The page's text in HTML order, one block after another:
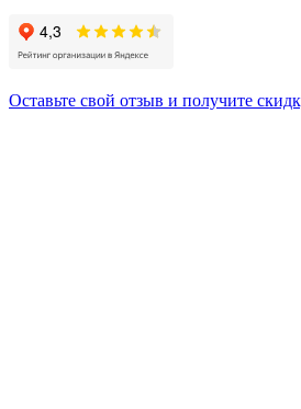
Оставьте свой отзыв и получите